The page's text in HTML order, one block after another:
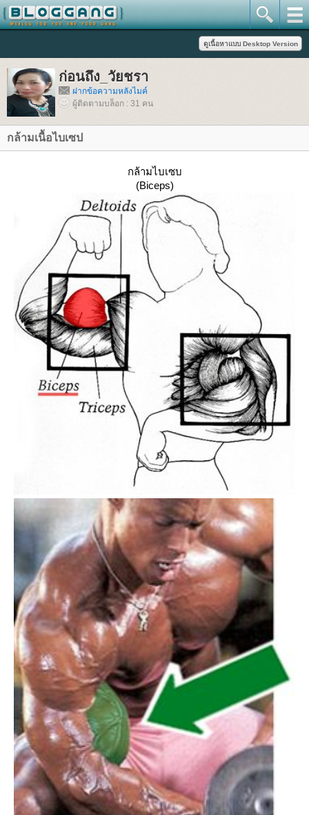
ก่อนถึง_วัยชรา
ฝากข้อความหลังไมค์
ผู้ติดตามบล็อก : 31 คน
กล้ามเนื้อไบเซป
กล้ามไบเซบ
(Biceps)